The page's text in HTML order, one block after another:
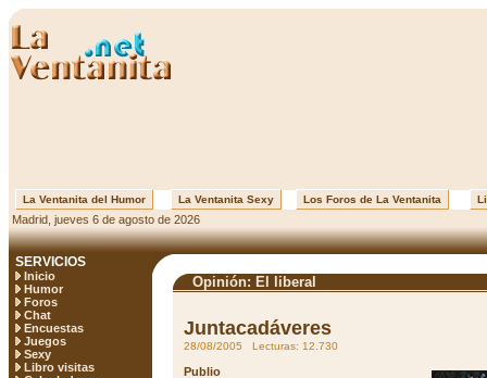
La Ventanita del Humor La Ventanita Sexy Los Foros de La Ventanita
Madrid, jueves 6 de agosto de 2026
SERVICIOS
Inicio
Humor
Foros
Chat
Encuestas
Juegos
Sexy
Libro visitas
Opinión: El liberal
Juntacadáveres
28/08/2005 Lecturas: 12.730
Publio